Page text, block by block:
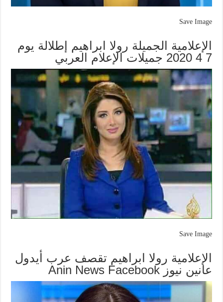
Save Image
الإعلامية الجميلة رولا ابراهيم إطلالة يوم
7 4 2020 جميلات الإعلام العربي
Save Image
الإعلامية رولا ابراهيم تقصف عرب أيدول
عانين نيوز Anin News Facebook